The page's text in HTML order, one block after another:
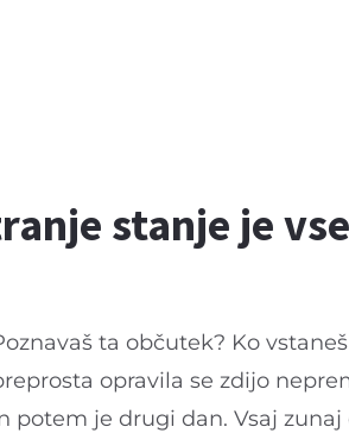
stanje je
ta občutek? Ko
opravila se zdijo
potem je drugi dan. Vsaj